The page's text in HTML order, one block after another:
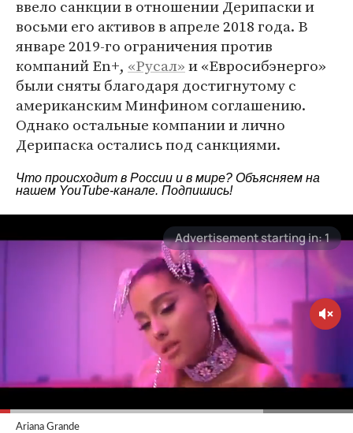
ввело санкции в отношении Дерипаски и
восьми его активов в апреле 2018 года. В
январе 2019-го ограничения против
компаний En+, «Русал»и «Евросибэнерго»
были сняты благодаря достигнутому с
американским Минфином соглашению.
Однако остальные компании и лично
Дерипаска остались под санкциями.
Что происходит в России и в мире? Объясняем на
нашем YouTube-канале. Подпишись!
Ariana Grande